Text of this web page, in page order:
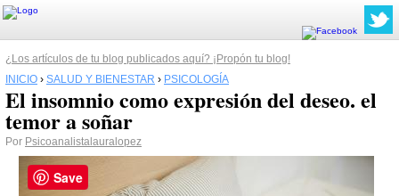
¿Los artículos de tu blog publicados aquí? ¡Propón tu blog!
INICIO › SALUD Y BIENESTAR › PSICOLOGÍA
El insomnio como expresión del deseo. el
temor a soñar
Por Psicoanalistalauralopez
Save